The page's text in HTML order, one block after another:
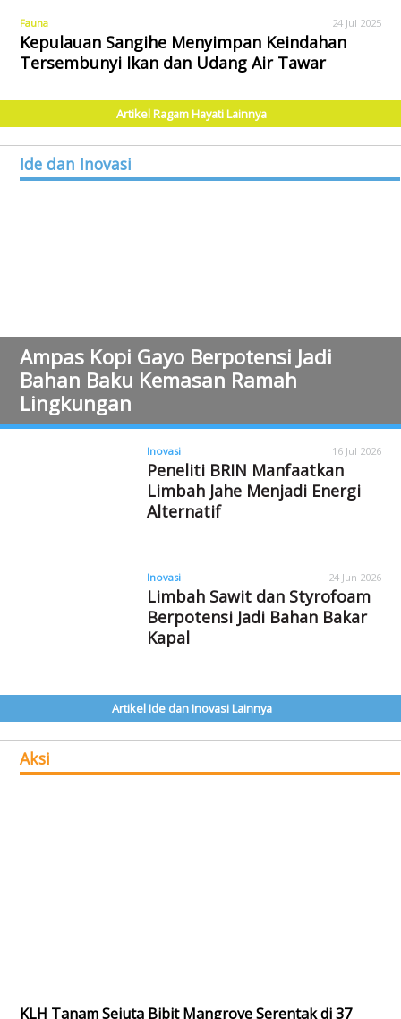
Fauna 24 Jul 2025
Kepulauan Sangihe Menyimpan Keindahan
Tersembunyi Ikan dan Udang Air Tawar
Artikel Ragam Hayati Lainnya
Ide dan Inovasi
Ampas Kopi Gayo Berpotensi Jadi
Bahan Baku Kemasan Ramah
Lingkungan
Inovasi 16 Jul 2026
Peneliti BRIN Manfaatkan
Limbah Jahe Menjadi Energi
Alternatif
Inovasi 24 Jun 2026
Limbah Sawit dan Styrofoam
Berpotensi Jadi Bahan Bakar
Kapal
Artikel Ide dan Inovasi Lainnya
Aksi
KLH Tanam Sejuta Bibit Mangrove Serentak di 37